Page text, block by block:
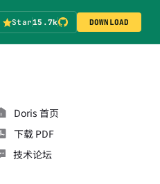
Star15.7k DOWNLOAD
Doris 首页
下载 PDF
技术论坛